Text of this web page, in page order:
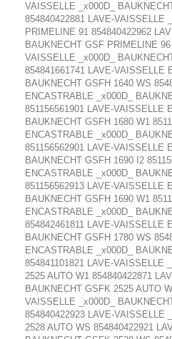
VAISSELLE _x000D_
854840422881 LAVE-VAISSELLE
PRIMELINE 91 854840422962
BAUKNECHT GSF PRIMELINE
VAISSELLE _x000D_
854841661741 LAVE-VAISSELLE
BAUKNECHT GSFH 1640 WS
ENCASTRABLE _x000D_
851156561901 LAVE-VAISSELLE
BAUKNECHT GSFH 1680 W1
ENCASTRABLE _x000D_
851156562901 LAVE-VAISSELLE
BAUKNECHT GSFH 1690 I2
ENCASTRABLE _x000D_
851156562913 LAVE-VAISSELLE
BAUKNECHT GSFH 1690 W1
ENCASTRABLE _x000D_
854842461811 LAVE-VAISSELLE
BAUKNECHT GSFH 1780 WS
ENCASTRABLE _x000D_
854841101821 LAVE-VAISSELLE
2525 AUTO W1 854840422871
BAUKNECHT GSFK 2525 AUTO
VAISSELLE _x000D_
854840422923 LAVE-VAISSELLE
2528 AUTO WS 854840422921